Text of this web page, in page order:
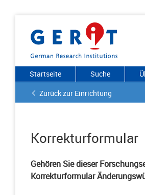
Startseite Suche
Zurück zur Einrichtung
Korrekturformular
Gehören Sie dieser
Korrekturformular